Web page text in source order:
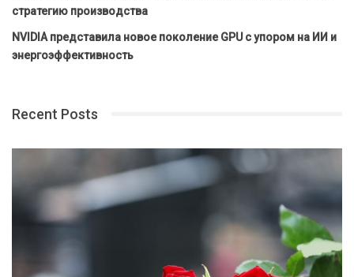
стратегию производства
NVIDIA представила новое поколение GPU с упором на ИИ и
энергоэффективность
Recent Posts